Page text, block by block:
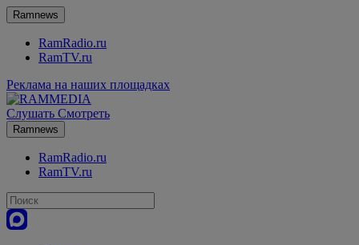
Ramnews
RamRadio.ru
RamTV.ru
Реклама на наших площадках
Слушать Смотреть
Ramnews
RamRadio.ru
RamTV.ru